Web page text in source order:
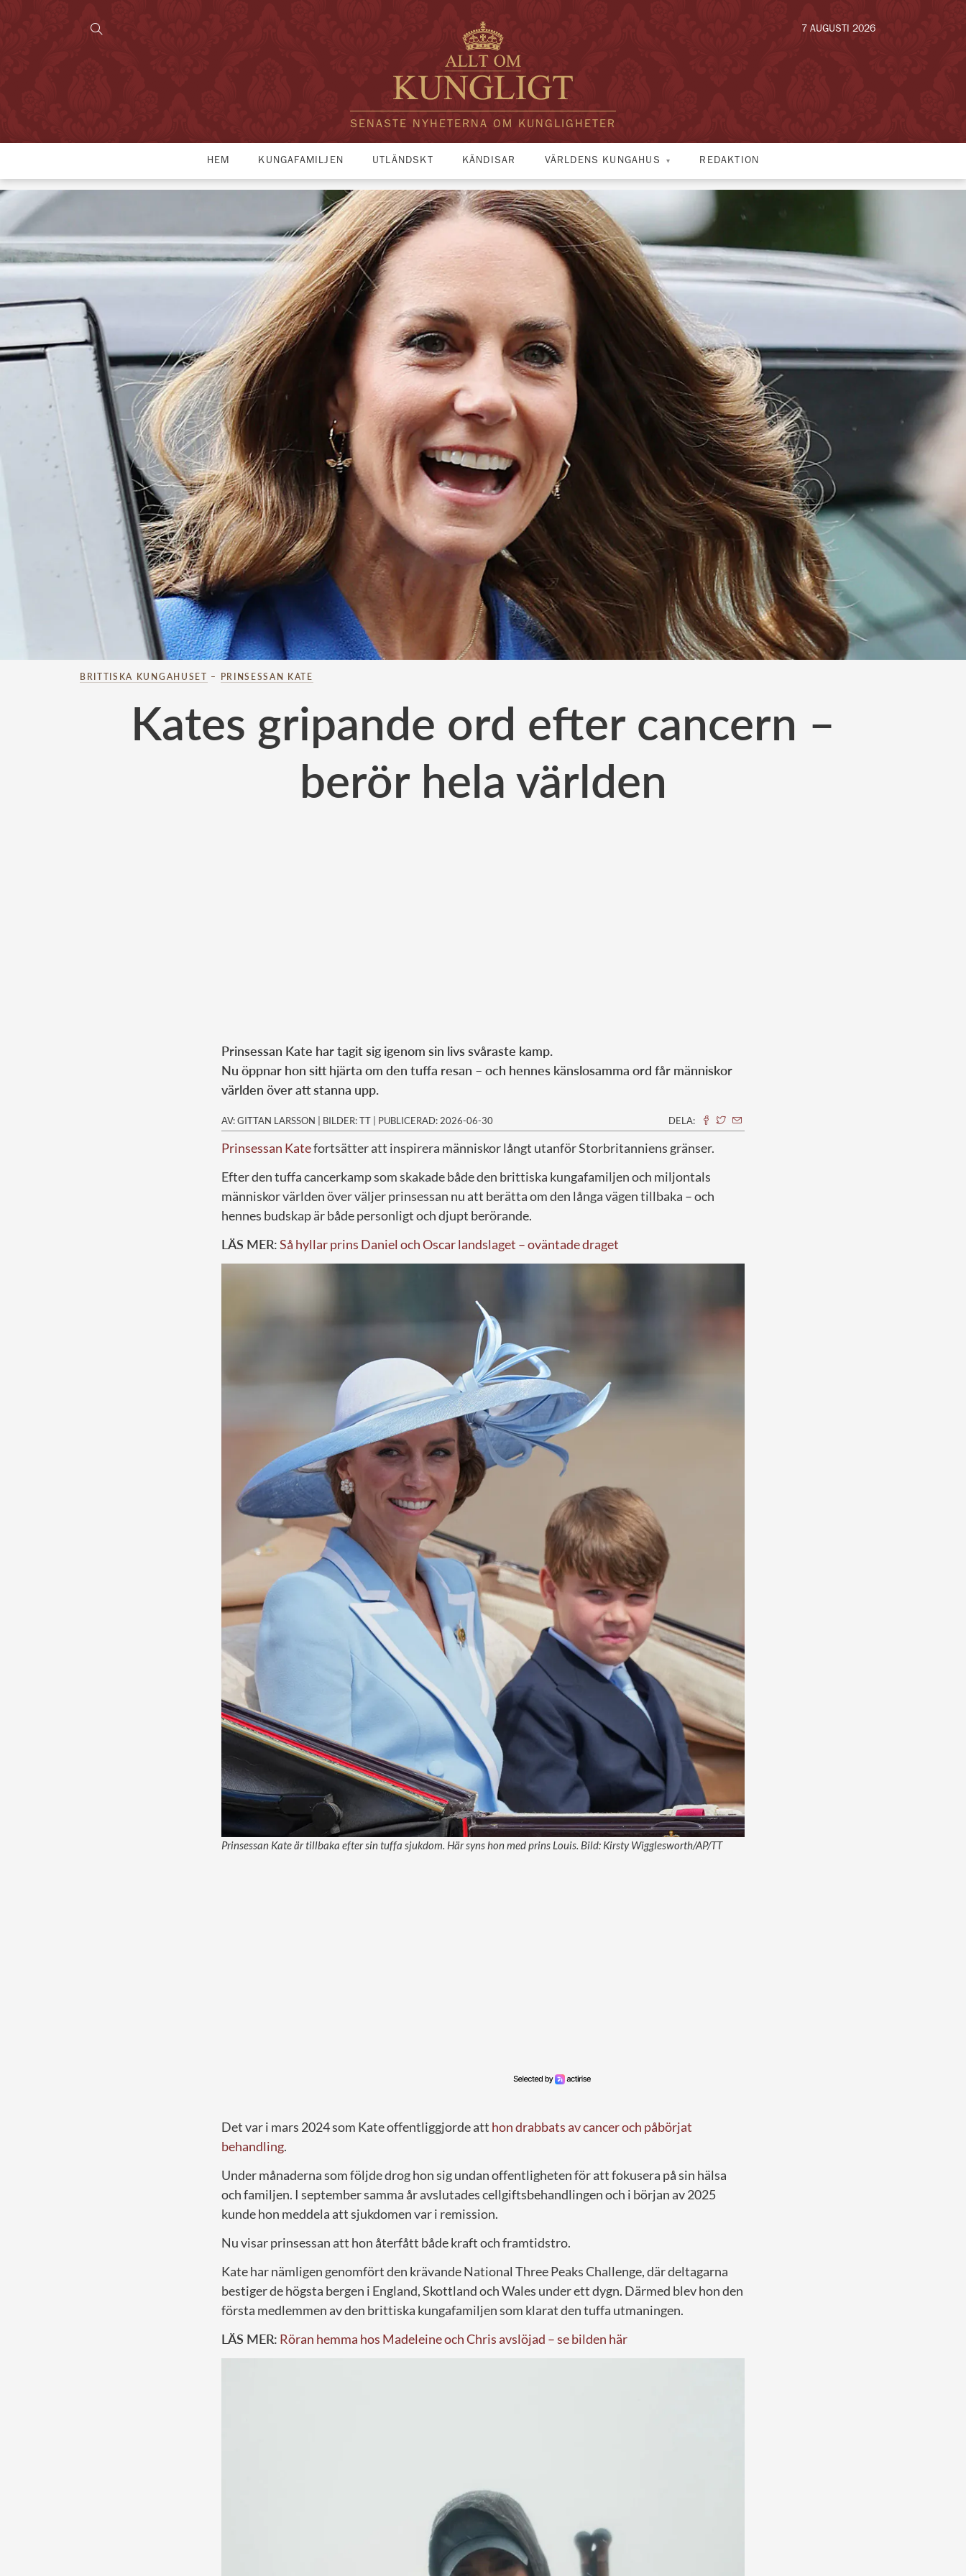
SENASTE NYHETERNA OM KUNGLIGHETER
7 AUGUSTI 2026
HEM KUNGAFAMILJEN UTLÄNDSKT KÄNDISAR VÄRLDENS KUNGAHUS REDAKTION
BRITTISKA KUNGAHUSET – PRINSESSAN KATE
Kates gripande ord efter cancern –
berör hela världen
Prinsessan Kate har tagit sig igenom sin livs svåraste kamp.
Nu öppnar hon sitt hjärta om den tuffa resan – och hennes känslosamma ord får människor
världen över att stanna upp.
AV: GITTAN LARSSON | BILDER: TT | PUBLICERAD: 2026-06-30 DELA:
Prinsessan Katefortsätter att inspirera människor långt utanför Storbritanniens gränser.
Efter den tuffa cancerkamp som skakade både den brittiska kungafamiljen och miljontals
människor världen över väljer prinsessan nu att berätta om den långa vägen tillbaka – och
hennes budskap är både personligt och djupt berörande.
LÄS MER:Så hyllar prins Daniel och Oscar landslaget – oväntade draget
Prinsessan Kate är tillbaka efter sin tuffa sjukdom. Här syns hon med prins Louis. Bild: Kirsty Wigglesworth/AP/TT
Det var i mars 2024 som Kate offentliggjorde att hon drabbats av cancer och påbörjat
behandling.
Under månaderna som följde drog hon sig undan offentligheten för att fokusera på sin hälsa
och familjen. I september samma år avslutades cellgiftsbehandlingen och i början av 2025
kunde hon meddela att sjukdomen var i remission.
Nu visar prinsessan att hon återfått både kraft och framtidstro.
Kate har nämligen genomfört den krävande National Three Peaks Challenge, där deltagarna
bestiger de högsta bergen i England, Skottland och Wales under ett dygn. Därmed blev hon den
första medlemmen av den brittiska kungafamiljen som klarat den tuffa utmaningen.
LÄS MER: Röran hemma hos Madeleine och Chris avslöjad – se bilden här